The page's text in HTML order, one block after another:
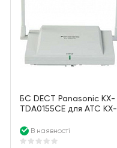
БС DECT Panasonic KX-
TDA0155CE для АТС KX-
канала
В наявності